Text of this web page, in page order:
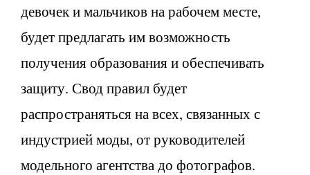
девочек и мальчиков на рабочем месте,
будет предлагать им возможность
получения образования и обеспечивать
защиту. Свод правил будет
распространяться на всех, связанных с
индустрией моды, от руководителей
модельного агентства до фотографов.